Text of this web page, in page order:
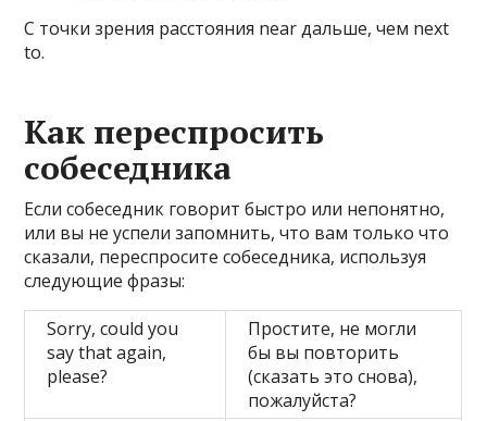
С точки зрения расстояния near дальше, чем next
to.
Как переспросить
собеседника
Если собеседник говорит быстро или непонятно,
или вы не успели запомнить, что вам только что
сказали, переспросите собеседника, используя
следующие фразы:
Sorry, could you
say that again,
please?
Простите, не могли
бы вы повторить
(сказать это снова),
пожалуйста?